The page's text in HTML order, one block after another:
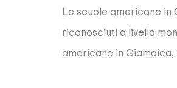
Le scuole americane
riconosciuti a livello
americane in